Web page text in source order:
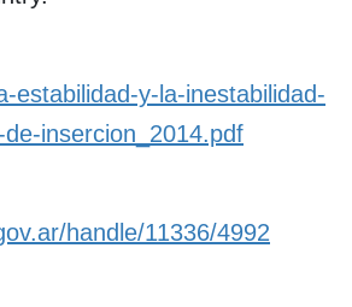
estabilidad-y-la-inestabilidad-
insercion_2014.pdf
handle/11336/4992